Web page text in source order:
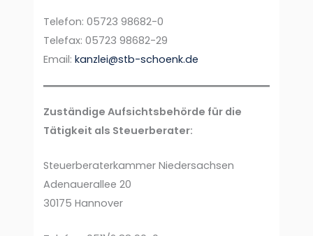
Telefon: 05723 98682-0
Telefax: 05723 98682-29
Email:kanzlei@stb-schoenk.de
Zuständige Aufsichtsbehörde für die
Tätigkeit als Steuerberater:
Steuerberaterkammer Niedersachsen
Adenauerallee 20
30175 Hannover